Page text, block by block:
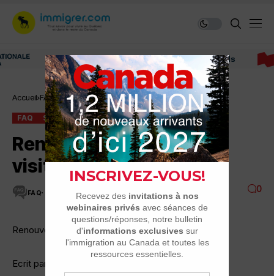
Immigrer au Canada: ressources et conseils
Accueil FAQ Renouvellement pour un visiteur
FAQ SÉJOURS TOURISTIQUES
Renouvellement pour un
visiteur
FAQ 2 MINUTES DE LECTURE 6.7K VUES 0
Renouvellement pour un visiteur
Ecrit par: luc QC 4-01 à 13:31